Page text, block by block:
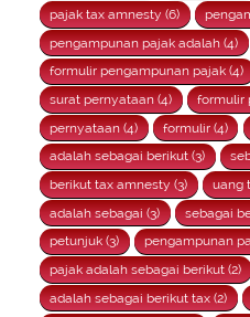
pajak tax amnesty (6)
pengampunan pajak adalah (4)
formulir pengampunan pajak (4)
surat pernyataan (4)
formulir
pernyataan (4)
formulir (4)
adalah sebagai berikut (3)
berikut tax amnesty (3)
uang
adalah sebagai (3)
sebagai
petunjuk (3)
pengampunan
pajak adalah sebagai berikut (2)
adalah sebagai berikut tax (2)